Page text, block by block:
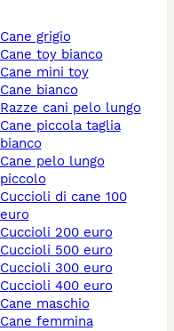
cane grigio
cane toy bianco
cane mini toy
cane bianco
razze cani pelo lungo
cane piccola taglia
bianco
cane pelo lungo
piccolo
cuccioli di cane 100
euro
cuccioli 200 euro
cuccioli 500 euro
cuccioli 300 euro
cuccioli 400 euro
cane maschio
cane femmina